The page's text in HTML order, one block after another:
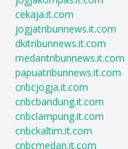
cekaja.it.com
jogjatribunnews.it.com
dkitribunnews.it.com
medantribunnews.it.com
papuatribunnews.it.com
cnbcjogja.it.com
cnbcbandung.it.com
cnbclampung.it.com
cnbckaltim.it.com
cnbcmedan.it.com